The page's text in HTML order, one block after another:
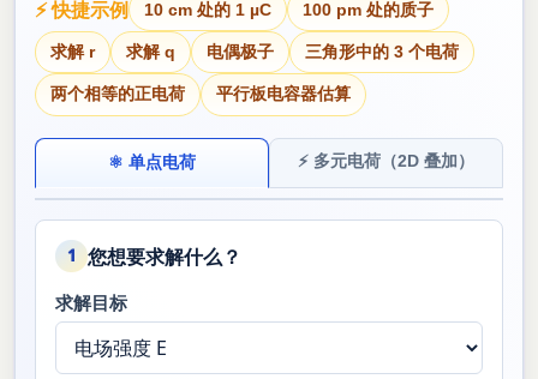
⚡ 快捷示例 10 cm 处的 1 µC 100 pm 处的质子
求解 r 求解 q 电偶极子 三角形中的 3 个电荷
两个相等的正电荷 平行板电容器估算
⚛ 单点电荷 ⚡ 多元电荷（2D 叠加）
1 您想要求解什么？
求解目标